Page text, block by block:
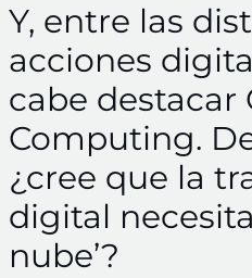
Y, entre las
acciones
cabe destacar
Computing.
¿cree que la
digital
nube’?